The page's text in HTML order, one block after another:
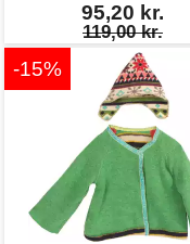
95,20 kr.
119,00 kr.
-15%